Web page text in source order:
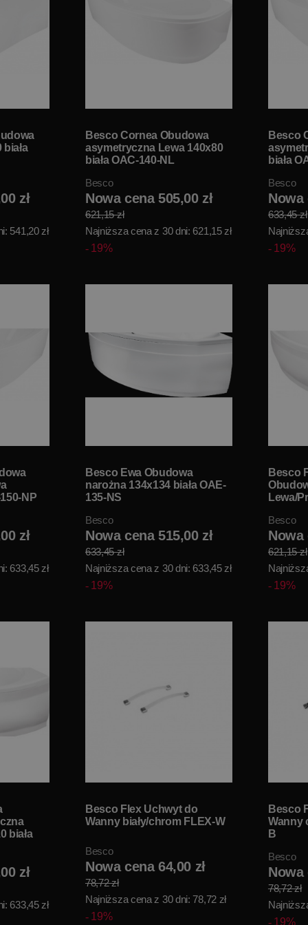
zł
541,20 zł
Besco Cornea Obudowa
asymetryczna Lewa 140x80
biała OAC-140-NL
Besco
Nowa cena 505,00 zł
621,15 zł
Najniższa cena z 30 dni: 621,15 zł
19%
Besco
biała
Besco
Nowa
633,45 zł
19%
NP
zł
633,45 zł
Besco Ewa Obudowa
narożna 134x134 biała OAE-
135-NS
Besco
Nowa cena 515,00 zł
633,45 zł
Najniższa cena z 30 dni: 633,45 zł
19%
Besco
Lewa/
Besco
Nowa
621,15 zł
19%
biała
zł
633,45 zł
Besco Flex Uchwyt do
Wanny biały/chrom FLEX-W
Besco
Nowa cena 64,00 zł
78,72 zł
Najniższa cena z 30 dni: 78,72 zł
19%
Besco
Wanny
B
Besco
Nowa
78,72 zł
19%